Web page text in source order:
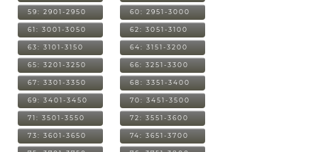
59: 2901-2950 60: 2951-3000
61: 3001-3050 62: 3051-3100
63: 3101-3150 64: 3151-3200
65: 3201-3250 66: 3251-3300
67: 3301-3350 68: 3351-3400
69: 3401-3450 70: 3451-3500
71: 3501-3550 72: 3551-3600
73: 3601-3650 74: 3651-3700